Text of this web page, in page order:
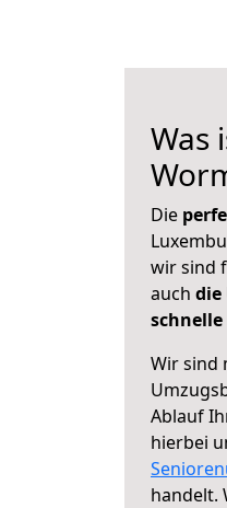
Was
Die
wir sind
auch die
Wir sind
Ablauf
hierbei
handelt.